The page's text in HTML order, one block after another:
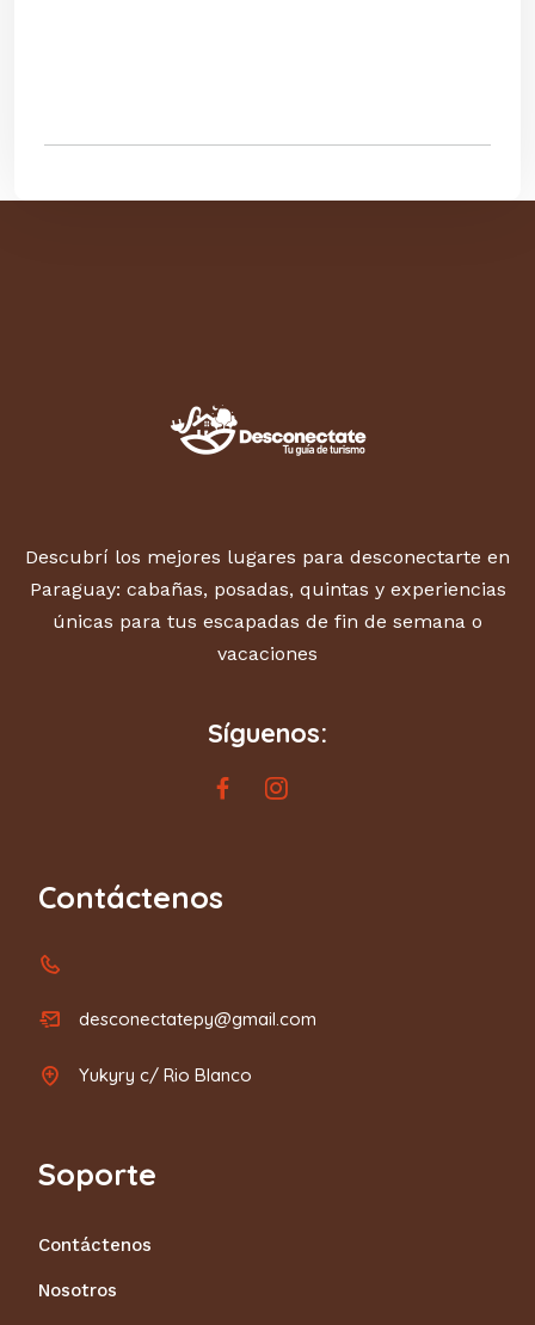
Descubrí los mejores lugares para desconectarte en
Paraguay: cabañas, posadas, quintas y experiencias
únicas para tus escapadas de fin de semana o
vacaciones
Síguenos:
Contáctenos
desconectatepy@gmail.com
Yukyry c/ Rio Blanco
Soporte
Contáctenos
Nosotros